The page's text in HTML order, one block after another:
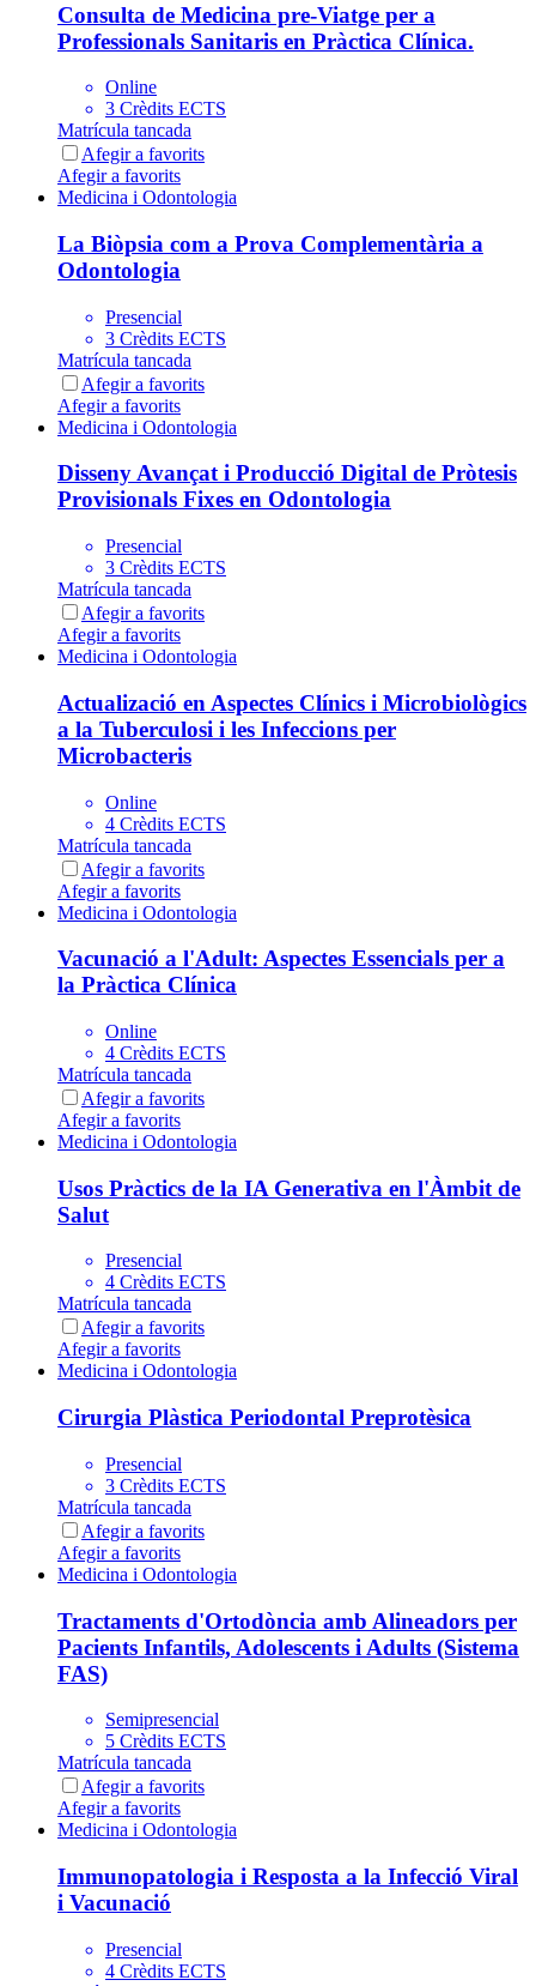
Consulta de Medicina pre-Viatge per a
Professionals Sanitaris en Pràctica Clínica.
Online
3 Crèdits ECTS
Matrícula tancada
Afegir a favorits
Afegir a favorits
Medicina i Odontologia
La Biòpsia com a Prova Complementària a
Odontologia
Presencial
3 Crèdits ECTS
Matrícula tancada
Afegir a favorits
Afegir a favorits
Medicina i Odontologia
Disseny Avançat i Producció Digital de Pròtesis
Provisionals Fixes en Odontologia
Presencial
3 Crèdits ECTS
Matrícula tancada
Afegir a favorits
Afegir a favorits
Medicina i Odontologia
Actualizació en Aspectes Clínics i Microbiològics
a la Tuberculosi i les Infeccions per
Microbacteris
Online
4 Crèdits ECTS
Matrícula tancada
Afegir a favorits
Afegir a favorits
Medicina i Odontologia
Vacunació a l'Adult: Aspectes Essencials per a
la Pràctica Clínica
Online
4 Crèdits ECTS
Matrícula tancada
Afegir a favorits
Afegir a favorits
Medicina i Odontologia
Usos Pràctics de la IA Generativa en l'Àmbit de
Salut
Presencial
4 Crèdits ECTS
Matrícula tancada
Afegir a favorits
Afegir a favorits
Medicina i Odontologia
Cirurgia Plàstica Periodontal Preprotèsica
Presencial
3 Crèdits ECTS
Matrícula tancada
Afegir a favorits
Afegir a favorits
Medicina i Odontologia
Tractaments d'Ortodòncia amb Alineadors per
Pacients Infantils, Adolescents i Adults (Sistema
FAS)
Semipresencial
5 Crèdits ECTS
Matrícula tancada
Afegir a favorits
Afegir a favorits
Medicina i Odontologia
Immunopatologia i Resposta a la Infecció Viral
i Vacunació
Presencial
4 Crèdits ECTS